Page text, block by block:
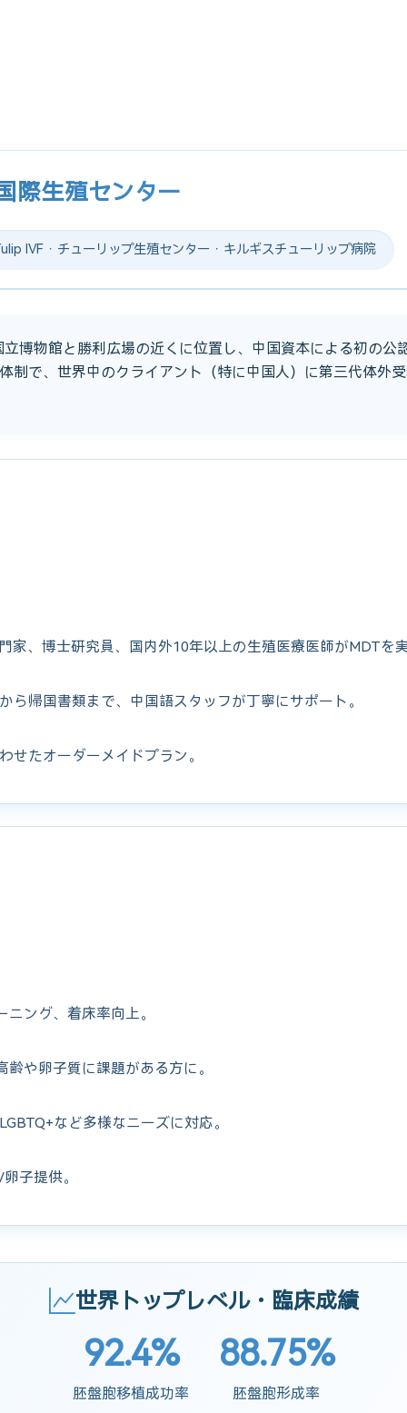
際生殖センター
IVF · チューリップ生殖センター · キルギスチューリップ病院
博物館と勝利広場の近くに位置し、中国資本による初の公
制で、世界中のクライアント（特に中国人）に第三代体外
家、博士研究員、国内外10年以上の生殖医療医師がMDTを
ら帰国書類まで、中国語スタッフが丁寧にサポート。
せたオーダーメイドプラン。
ニング、着床率向上。
や卵子質に課題がある方に。
など多様なニーズに対応。
子提供。
世界トップレベル・臨床成績
92.4%
胚盤胞移植成功率
88.75%
胚盤胞形成率